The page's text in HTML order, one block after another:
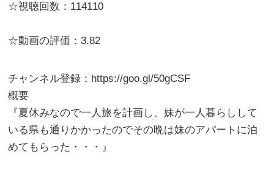
☆視聴回数：114110
☆動画の評価：3.82
チャンネル登録：https://goo.gl/50gCSF
概要
『夏休みなので一人旅を計画し、妹が一人暮らしして
いる県も通りかかったのでその晩は妹のアパートに泊
めてもらった・・・』